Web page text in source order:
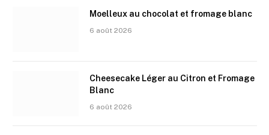
Moelleux au chocolat et fromage blanc
6 août 2026
Cheesecake Léger au Citron et Fromage
Blanc
6 août 2026